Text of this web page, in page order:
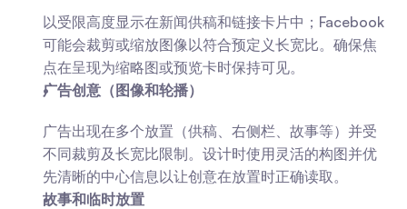
以受限高度显示在新闻供稿和链接卡片中；Facebook
可能会裁剪或缩放图像以符合预定义长宽比。确保焦
点在呈现为缩略图或预览卡时保持可见。
广告创意（图像和轮播）
广告出现在多个放置（供稿、右侧栏、故事等）并受
不同裁剪及长宽比限制。设计时使用灵活的构图并优
先清晰的中心信息以让创意在放置时正确读取。
故事和临时放置